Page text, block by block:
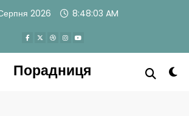
2026 8:48:04 AM
Порадниця